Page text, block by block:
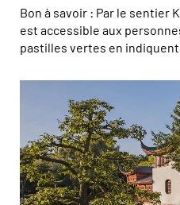
Bon à savoir : Par le sentier
est accessible aux
pastilles vertes en indiquent